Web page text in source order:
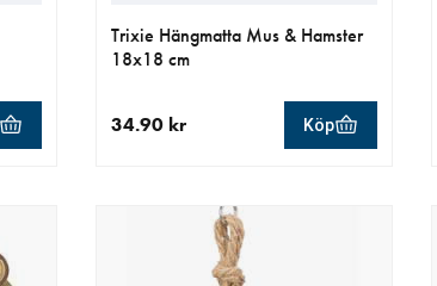
Trixie Hängmatta Mus & Hamster
18x18 cm
34.90 kr Köp